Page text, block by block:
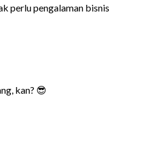
perlu pengalaman bisnis
kan? 😎